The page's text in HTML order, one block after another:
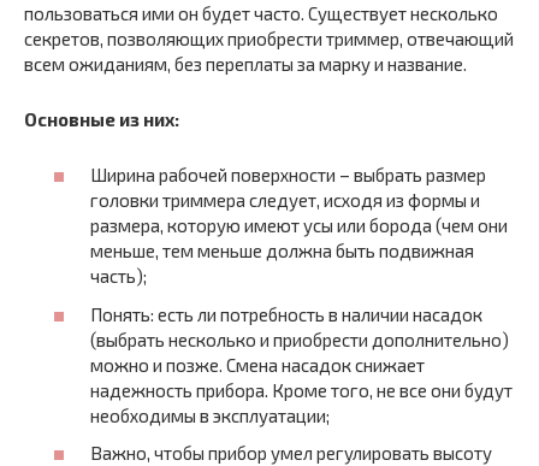
пользоваться ими он будет часто. Существует несколько
секретов, позволяющих приобрести триммер, отвечающий
всем ожиданиям, без переплаты за марку и название.
Основные из них:
Ширина рабочей поверхности – выбрать размер
головки триммера следует, исходя из формы и
размера, которую имеют усы или борода (чем они
меньше, тем меньше должна быть подвижная
часть);
Понять: есть ли потребность в наличии насадок
(выбрать несколько и приобрести дополнительно)
можно и позже. Смена насадок снижает
надежность прибора. Кроме того, не все они будут
необходимы в эксплуатации;
Важно, чтобы прибор умел регулировать высоту